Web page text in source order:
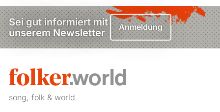
Sei gut informiert mit
unserem Newsletter
Anmeldung
song, folk & world